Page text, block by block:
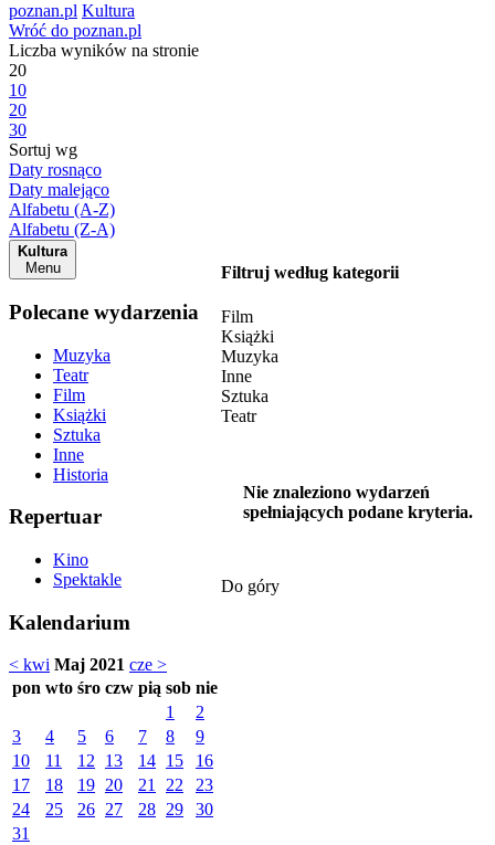
poznan.pl Kultura
Wróć do poznan.pl
Liczba wyników na stronie
20
10
20
30
Sortuj wg
Daty rosnąco
Daty malejąco
Alfabetu (A-Z)
Alfabetu (Z-A)
Kultura
Menu
Polecane wydarzenia
Muzyka
Teatr
Film
Książki
Sztuka
Inne
Historia
Repertuar
Kino
Spektakle
Kalendarium
< kwi Maj 2021 cze >
pon wto śro czw pią sob nie
1
2
3
4 5 6 7 8
9
10
11 12 13 14 15
16
17
18 19 20 21 22
23
24
25 26 27 28 29
30
31
Filtruj według kategorii
Film
Książki
Muzyka
Inne
Sztuka
Teatr
Nie znaleziono wydarzeń
spełniających podane kryteria.
Do góry